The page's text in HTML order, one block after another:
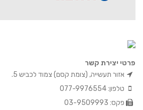
פרטי יצירת קשר
אזור תעשייה, (צומת קסם) צמוד לכביש 5.
טלפון: 077-9976554
פקס: 03-9509993